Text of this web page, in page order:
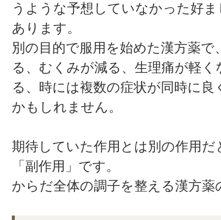
うような予想していなかった好
あります。
別の目的で服用を始めた漢方薬
る、むくみが減る、生理痛が軽
る、時には複数の症状が同時に
かもしれません。
期待していた作用とは別の作用
「副作用」です。
からだ全体の調子を整える漢方